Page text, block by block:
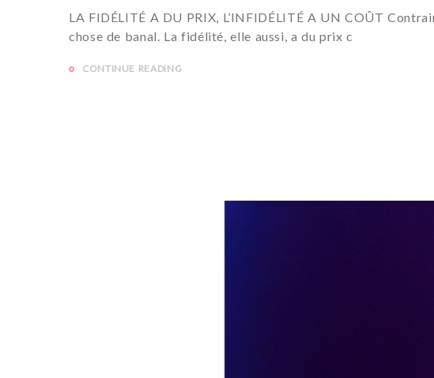
LA FIDÉLITÉ A DU PRIX, L’INFIDÉLITÉ A UN COÛT
chose de banal. La fidélité, elle aussi, a du prix c
CONTINUE READING